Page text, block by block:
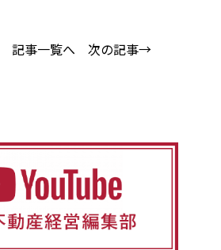
記事一覧へ 次の記事→